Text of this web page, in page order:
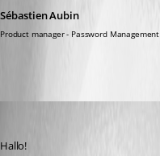
Sébastien Aubin
Product manager - Password Management
Hallo!